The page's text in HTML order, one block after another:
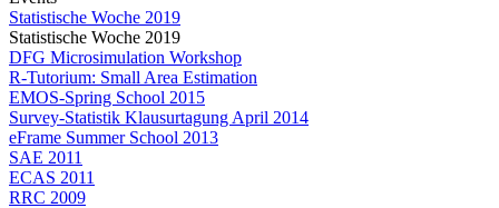
Statistische Woche 2019
Statistische Woche 2019
DFG Microsimulation Workshop
R-Tutorium: Small Area Estimation
EMOS-Spring School 2015
Survey-Statistik Klausurtagung April 2014
eFrame Summer School 2013
SAE 2011
ECAS 2011
RRC 2009